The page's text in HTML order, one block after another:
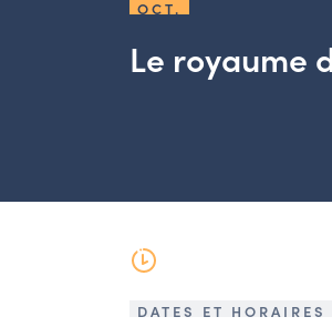
OCT.
Le royaume
DATES ET HORAIRES